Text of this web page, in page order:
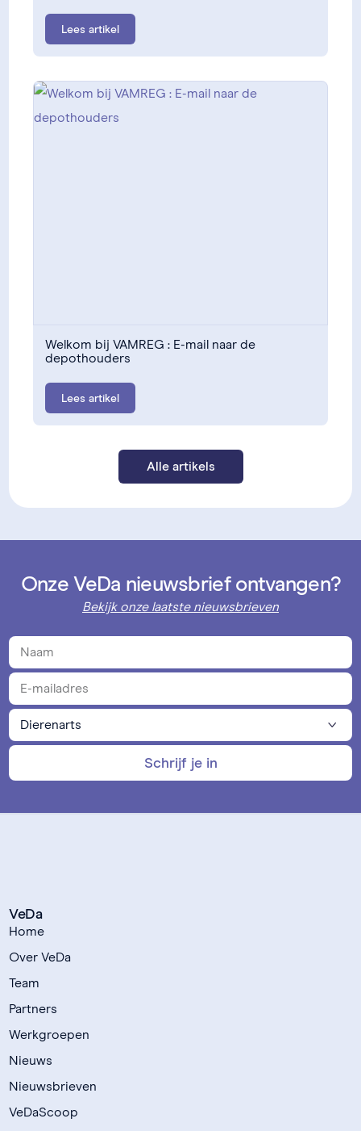
Lees artikel
Welkom bij VAMREG : E-mail naar de
depothouders
Lees artikel
Alle artikels
Onze VeDa nieuwsbrief ontvangen?
Bekijk onze laatste nieuwsbrieven
Schrijf je in
VeDa
Home
Over VeDa
Team
Partners
Werkgroepen
Nieuws
Nieuwsbrieven
VeDaScoop